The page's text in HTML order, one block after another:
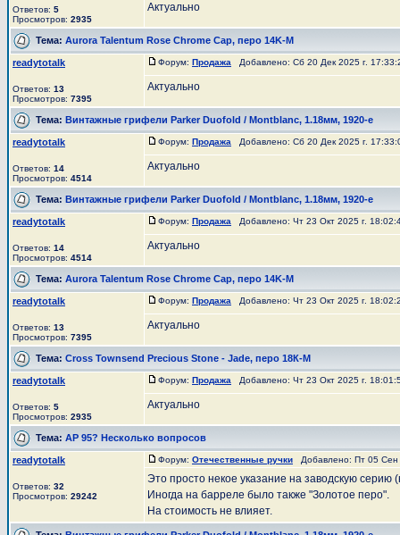
Ответов: 5
Просмотров: 2935
Актуально
Тема: Aurora Talentum Rose Chrome Cap, перо 14K-M
readytotalk
Ответов: 13
Просмотров: 7395
Форум: Продажа Добавлено: Сб 20 Дек 2025 г.
Актуально
Тема: Винтажные грифели Parker Duofold / Montblanc, 1.18мм, 1920-е
readytotalk
Ответов: 14
Просмотров: 4514
Форум: Продажа Добавлено: Сб 20 Дек 2025 г.
Актуально
Тема: Винтажные грифели Parker Duofold / Montblanc, 1.18мм, 1920-е
readytotalk
Ответов: 14
Просмотров: 4514
Форум: Продажа Добавлено: Чт 23 Окт 2025 г.
Актуально
Тема: Aurora Talentum Rose Chrome Cap, перо 14K-M
readytotalk
Ответов: 13
Просмотров: 7395
Форум: Продажа Добавлено: Чт 23 Окт 2025 г.
Актуально
Тема: Cross Townsend Precious Stone - Jade, перо 18К-М
readytotalk
Ответов: 5
Просмотров: 2935
Форум: Продажа Добавлено: Чт 23 Окт 2025 г.
Актуально
Тема: АР 95? Несколько вопросов
readytotalk
Ответов: 32
Просмотров: 29242
Форум: Отечественные ручки Добавлено: Пт 05
Это просто некое указание на заводскую серию
Иногда на барреле было также "Золотое перо".
На стоимость не влияет.